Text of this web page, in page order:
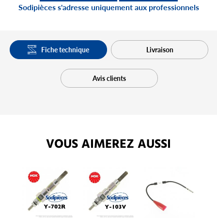
Sodipièces s'adresse uniquement aux professionnels
Fiche technique Livraison
Avis clients
VOUS AIMEREZ AUSSI